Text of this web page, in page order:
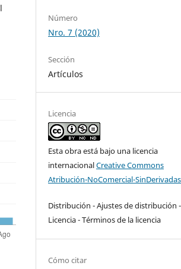
Número
Nro. 7 (2020)
Sección
Artículos
Licencia
Esta obra está bajo una licencia
internacionalCreative Commons
Atribución-NoComercial-
Distribución - Ajustes de distribución -
Licencia - Términos de la licencia
Cómo citar